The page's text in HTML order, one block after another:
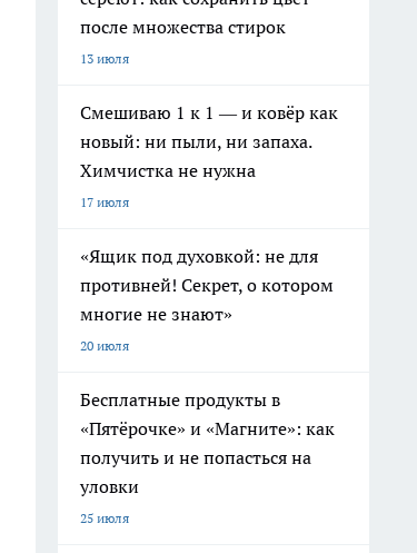
после множества стирок
13 июля
Смешиваю 1 к 1 — и ковёр как
новый: ни пыли, ни запаха.
Химчистка не нужна
17 июля
«Ящик под духовкой: не для
противней! Секрет, о котором
многие не знают»
20 июля
Бесплатные продукты в
«Пятёрочке» и «Магните»: как
получить и не попасться на
уловки
25 июля